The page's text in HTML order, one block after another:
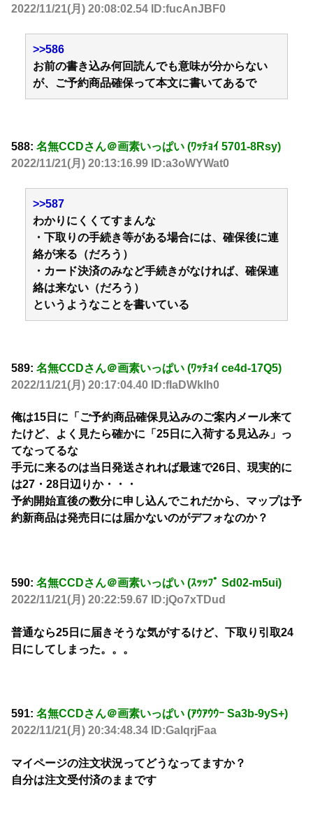
2022/11/21(月) 20:08:02.54 ID:fucAnJBF0
>>586
お前の書き込み何回読んでも意味が分からない
が、ご予約商品確保って本文に書いてあるで
588: 名無CCDさん＠画素いっぱい (ﾜｯﾁｮｲ 5701-8Rsy)
2022/11/21(月) 20:13:16.99 ID:a3oWYWat0
>>587
わかりにくくてすまんな
・下取りの手続き等がある場合には、確保後に連
絡が来る（だろう）
・カード決済のみなど手続きがなければ、確保連
絡は来ない（だろう）
というようなことを書いている
589: 名無CCDさん＠画素いっぱい (ﾜｯﾁｮｲ ce4d-17Q5)
2022/11/21(月) 20:17:04.40 ID:fIaDWkIh0
俺は15日に「ご予約商品確保見込みのご案内メール来て
たけど、よく見たら確かに「25日に入荷する見込み」っ
てなってるな
手元に来るのは当日発送されれば最速で26日、現実的に
は27・28日辺りか・・・
予約開始直後の数分に申し込んでこれだから、マップは予
約新商品は発売日には届かないのがデフォなのか？
590: 名無CCDさん＠画素いっぱい (ｽｯｯﾌﾟ Sd02-m5ui)
2022/11/21(月) 20:22:59.67 ID:jQo7xTDud
普通なら25日に届きそうな気がするけど、下取り引取24
日にしてしまった。。。
591: 名無CCDさん＠画素いっぱい (ｱｳｱｳｳｰ Sa3b-9yS+)
2022/11/21(月) 20:34:48.34 ID:GalqrjFaa
マイページの注文状況ってどうなってますか？
自分は注文受付済のままです